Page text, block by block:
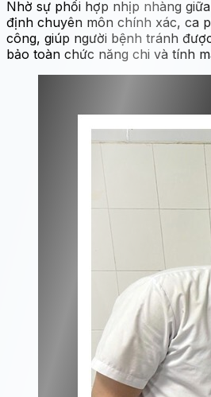
Nhờ sự phối hợp nhịp nhàng
định chuyên môn chính xác, ca
công, giúp người bệnh tránh
bảo toàn chức năng chi và tính